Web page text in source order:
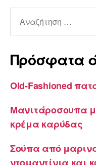
για:
Πρόσφατα
Old-Fashioned
Μανιτάροσουπα
κρέμα καρύδας
Σούπα από